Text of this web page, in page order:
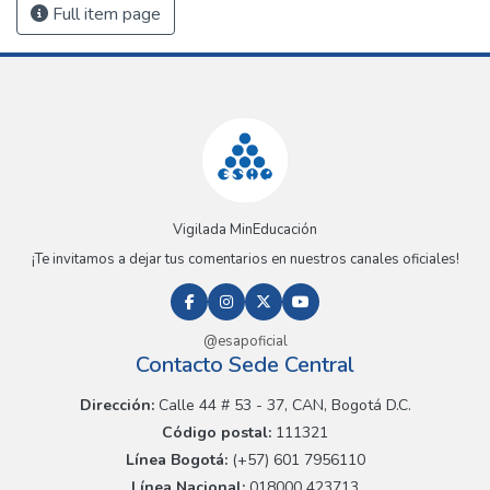
Full item page
Vigilada MinEducación
¡Te invitamos a dejar tus comentarios en nuestros canales oficiales!
@esapoficial
Contacto Sede Central
Dirección:Calle 44 # 53 - 37, CAN, Bogotá D.C.
Código postal: 111321
Línea Bogotá:(+57) 601 7956110